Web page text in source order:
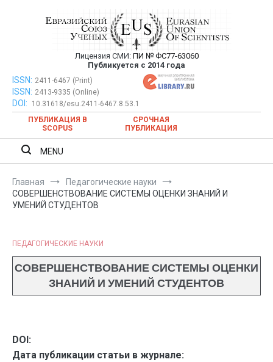
Евразийский Союз Ученых —
публикация научных статей в
ежемесячном научном журнале
Лицензия СМИ: ПИ № ФС77-63060
Публикуется с 2014 года
Евразийский Союз Ученых — публикация научных статей в
ежемесячном научном журнале
ISSN: 2411-6467 (Print)
ISSN: 2413-9335 (Online)
DOI:
10.31618/esu.2411-6467.8.53.1
ПУБЛИКАЦИЯ В
SCOPUS
СРОЧНАЯ
ПУБЛИКАЦИЯ
MENU
Главная
Педагогические науки
СОВЕРШЕНСТВОВАНИЕ СИСТЕМЫ ОЦЕНКИ ЗНАНИЙ И
УМЕНИЙ СТУДЕНТОВ
ПЕДАГОГИЧЕСКИЕ НАУКИ
СОВЕРШЕНСТВОВАНИЕ СИСТЕМЫ ОЦЕНКИ
ЗНАНИЙ И УМЕНИЙ СТУДЕНТОВ
DOI:
Дата публикации статьи в журнале: